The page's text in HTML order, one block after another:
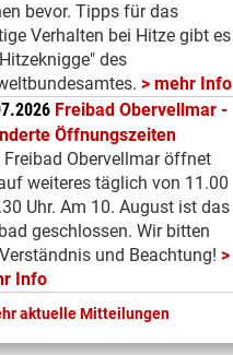
bevor. Tipps für das
Verhalten bei Hitze gibt es
des
mehr Info
Freibad Obervellmar -
Öffnungszeiten
Freibad Obervellmar öffnet
weiteres täglich von 11.00
Uhr. Am 10. August ist das
geschlossen. Wir bitten
und Beachtung!
Info
aktuelle Mitteilungen